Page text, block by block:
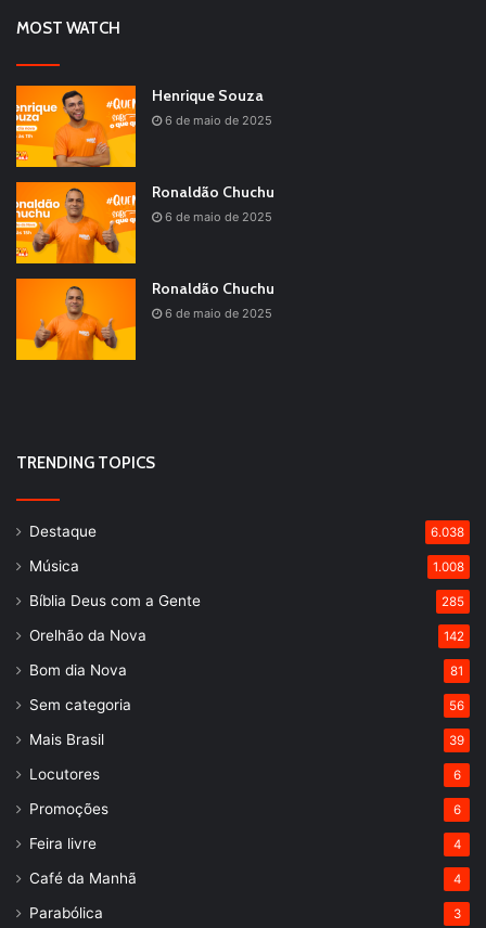
MOST WATCH
Henrique Souza
6 de maio de 2025
Ronaldão Chuchu
6 de maio de 2025
Ronaldão Chuchu
6 de maio de 2025
TRENDING TOPICS
Destaque 6.038
Música 1.008
Bíblia Deus com a Gente 285
Orelhão da Nova 142
Bom dia Nova 81
Sem categoria 56
Mais Brasil 39
Locutores 6
Promoções 6
Feira livre 4
Café da Manhã 4
Parabólica 3